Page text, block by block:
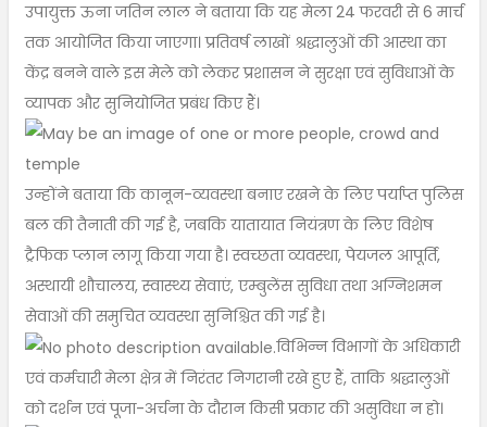
उपायुक्त ऊना जतिन लाल ने बताया कि यह मेला 24 फरवरी से 6 मार्च
तक आयोजित किया जाएगा। प्रतिवर्ष लाखों श्रद्धालुओं की आस्था का
केंद्र बनने वाले इस मेले को लेकर प्रशासन ने सुरक्षा एवं सुविधाओं के
व्यापक और सुनियोजित प्रबंध किए हैं।
उन्होंने बताया कि कानून-व्यवस्था बनाए रखने के लिए पर्याप्त पुलिस
बल की तैनाती की गई है, जबकि यातायात नियंत्रण के लिए विशेष
ट्रैफिक प्लान लागू किया गया है। स्वच्छता व्यवस्था, पेयजल आपूर्ति,
अस्थायी शौचालय, स्वास्थ्य सेवाएं, एम्बुलेंस सुविधा तथा अग्निशमन
सेवाओं की समुचित व्यवस्था सुनिश्चित की गई है।
विभिन्न विभागों के अधिकारी
एवं कर्मचारी मेला क्षेत्र में निरंतर निगरानी रखे हुए हैं, ताकि श्रद्धालुओं
को दर्शन एवं पूजा-अर्चना के दौरान किसी प्रकार की असुविधा न हो।